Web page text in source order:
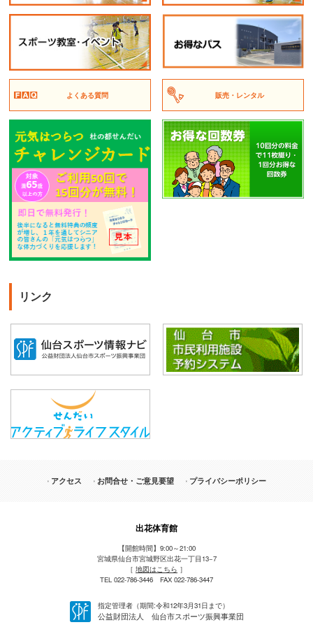
よくある質問 販売・レンタル
リンク
アクセス お問合せ・ご意見要望 プライバシーポリシー
出花体育館
【開館時間】9:00～21:00
宮城県仙台市宮城野区出花一丁目13−7
［ 地図はこちら ］
TEL 022-786-3446 FAX 022-786-3447
指定管理者（期間:令和12年3月31日まで）
公益財団法人 仙台市スポーツ振興事業団